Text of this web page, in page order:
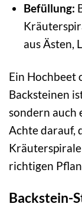
Befüllung:
aus Ästen,
Ein Hochbeet
Backsteinen
sondern auch
Achte darauf,
richtigen
Backstein-